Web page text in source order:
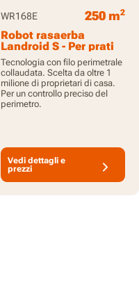
WR168E 250 m2
Robot rasaerba
Landroid S - Per prati
fino a 250 m
Tecnologia con filo perimetrale
collaudata. Scelta da oltre 1
milione di proprietari di casa.
Per un controllo preciso del
perimetro.
Vedi dettagli e
prezzi